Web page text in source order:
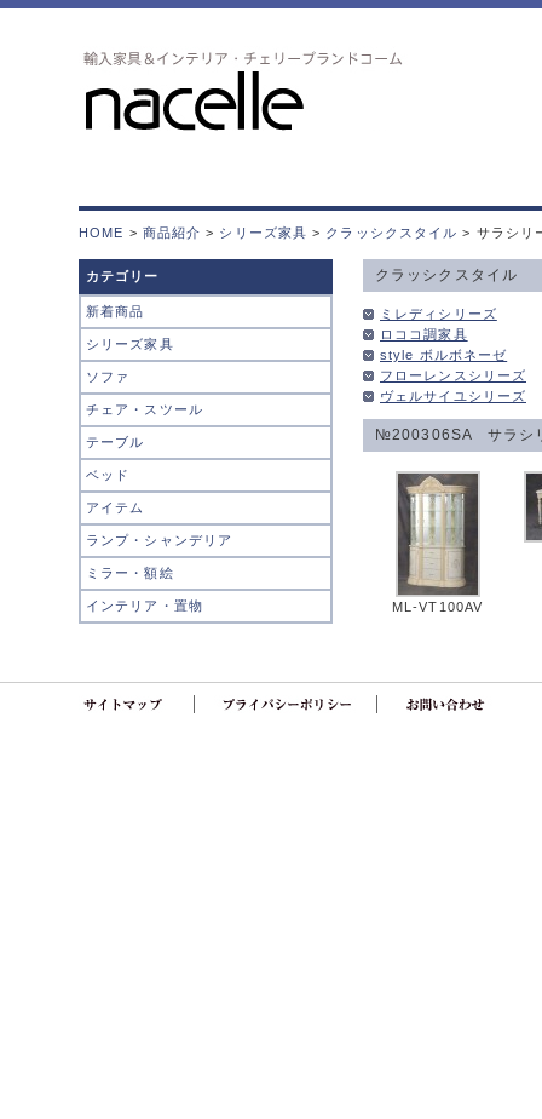
HOME > 商品紹介 > シリーズ家具 > クラッシクスタイル > サラシリ
カテゴリー
新着商品
シリーズ家具
ソファ
チェア・スツール
テーブル
ベッド
アイテム
ランプ・シャンデリア
ミラー・額絵
インテリア・置物
クラッシクスタイル
ミレディシリーズ
ロココ調家具
style ボルボネーゼ
フローレンスシリーズ
ヴェルサイユシリーズ
№200306SA サラシ
ML-VT100AV